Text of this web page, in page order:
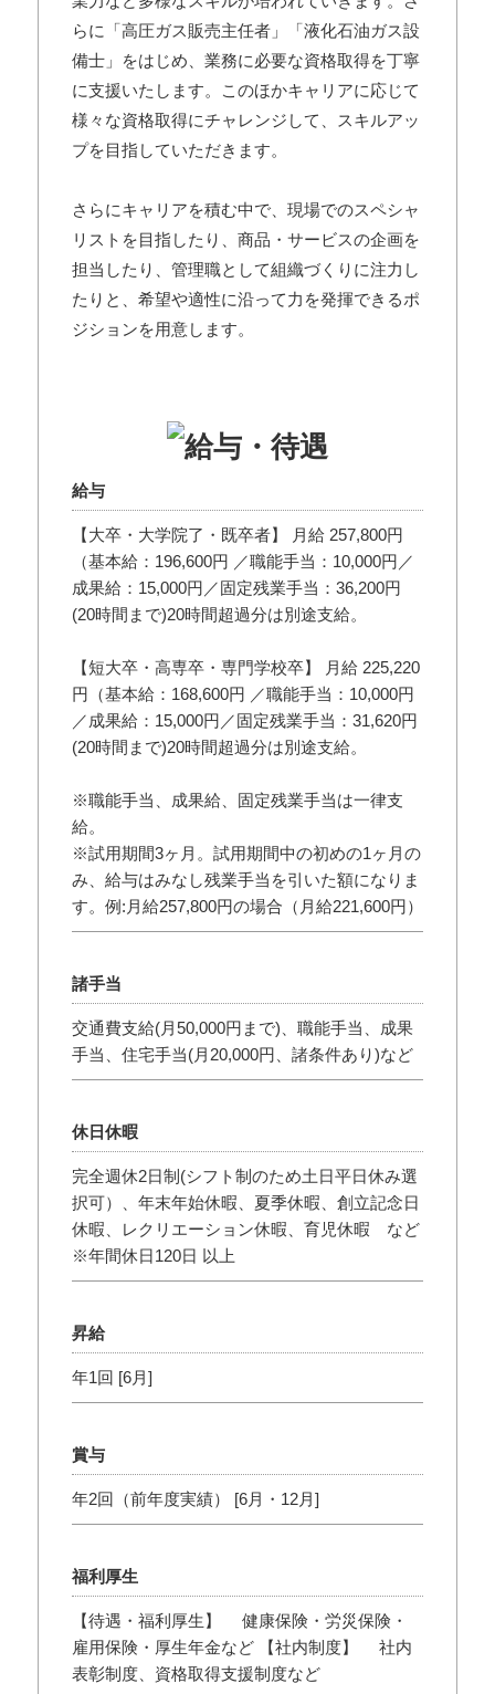
らに「高圧ガス販売主任者」「液化石油ガス設
備士」をはじめ、業務に必要な資格取得を丁寧
に支援いたします。このほかキャリアに応じて
様々な資格取得にチャレンジして、スキルアッ
プを目指していただきます。
さらにキャリアを積む中で、現場でのスペシャ
リストを目指したり、商品・サービスの企画を
担当したり、管理職として組織づくりに注力し
たりと、希望や適性に沿って力を発揮できるポ
ジションを用意します。
給与
【大卒・大学院了・既卒者】 月給 257,800円
（基本給：196,600円 ／職能手当：10,000円／
成果給：15,000円／固定残業手当：36,200円
(20時間まで)20時間超過分は別途支給。
【短大卒・高専卒・専門学校卒】 月給 225,220
円（基本給：168,600円 ／職能手当：10,000円
／成果給：15,000円／固定残業手当：31,620円
(20時間まで)20時間超過分は別途支給。
※職能手当、成果給、固定残業手当は一律支
給。
※試用期間3ヶ月。試用期間中の初めの1ヶ月の
み、給与はみなし残業手当を引いた額になりま
す。例:月給257,800円の場合（月給221,600円）
諸手当
交通費支給(月50,000円まで)、職能手当、成果
手当、住宅手当(月20,000円、諸条件あり)など
休日休暇
完全週休2日制(シフト制のため土日平日休み選
択可）、年末年始休暇、夏季休暇、創立記念日
休暇、レクリエーション休暇、育児休暇 など
※年間休日120日 以上
昇給
年1回 [6月]
賞与
年2回（前年度実績） [6月・12月]
福利厚生
【待遇・福利厚生】 健康保険・労災保険・
雇用保険・厚生年金など 【社内制度】 社内
表彰制度、資格取得支援制度など